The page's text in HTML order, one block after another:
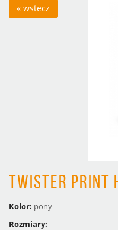
« wstecz
TWISTER PRINT
Kolor: pony
Rozmiary: